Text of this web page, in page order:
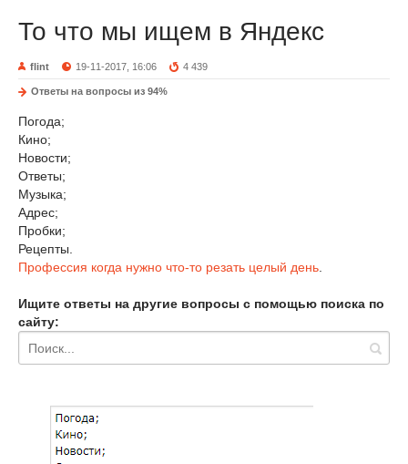
То что мы ищем в Яндекс
flint 19-11-2017, 16:06 4 439
Ответы на вопросы из 94%
Погода;
Кино;
Новости;
Ответы;
Музыка;
Адрес;
Пробки;
Рецепты.
Профессия когда нужно что-то резать целый день
Ищите ответы на другие вопросы с помощью поиска по
сайту: